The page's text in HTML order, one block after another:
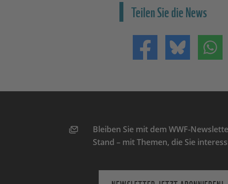
Teilen Sie die News
Teilen auf Facebook
Teilen
Bleiben Sie mit dem WWF-
Stand – mit Themen, die Sie